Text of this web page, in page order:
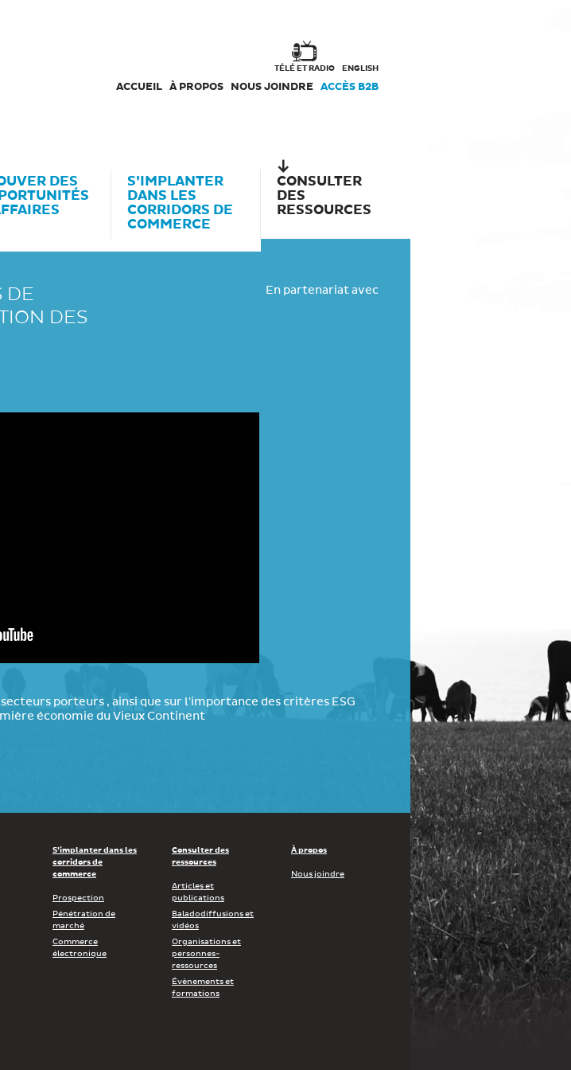
TÉLÉ ET RADIO ENGLISH
ACCUEIL À PROPOS NOUS JOINDRE ACCÈS B2B
DES
S’IMPLANTER
DANS LES
CORRIDORS DE
COMMERCE
CONSULTER
DES
RESSOURCES
DE
DES
En partenariat avec
porteurs , ainsi que sur l'importance des critères ESG
économie du Vieux Continent
S’implanter dans les
corridors de
commerce
Prospection
Pénétration de
marché
Commerce
électronique
Consulter des
ressources
Articles et
publications
Baladodiffusions et
vidéos
Organisations et
personnes-
ressources
Évènements et
formations
À propos
Nous joindre